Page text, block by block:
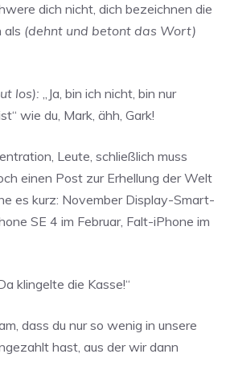
dich nicht, dich bezeichnen die
als (dehnt und betont das Wort)
los): „Ja, bin ich nicht, bin nur
wie du, Mark, ähh, Gark!
Leute, schließlich muss
einen Post zur Erhellung der Welt
es kurz: November Display-Smart-
SE 4 im Februar, Falt-iPhone im
klingelte die Kasse!“
dass du nur so wenig in unsere
hast, aus der wir dann